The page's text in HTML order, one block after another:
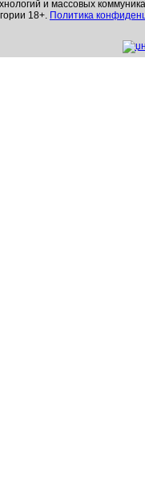
и массовых
18+. Политика